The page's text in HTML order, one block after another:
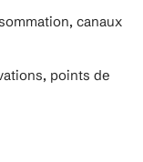
canaux
points de